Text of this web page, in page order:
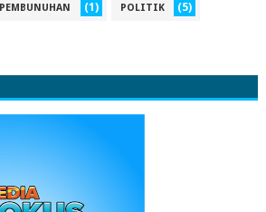
PEMBUNUHAN (1) POLITIK (5)